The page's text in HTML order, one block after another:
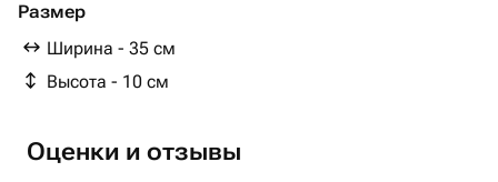
Размер
Ширина - 35 см
Высота - 10 см
Оценки и отзывы